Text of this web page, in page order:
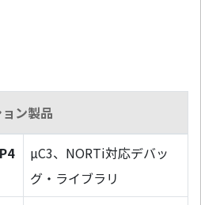
ン製品
µC3、NORTi対応デバッ
グ・ライブラリ